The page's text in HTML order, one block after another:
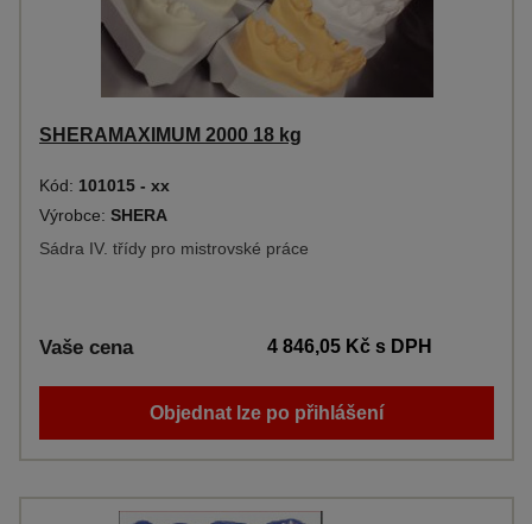
SHERAMAXIMUM 2000 18 kg
Kód: 101015 - xx
Výrobce: SHERA
Sádra IV. třídy pro mistrovské práce
Vaše cena 4 846,05 Kčs DPH
Objednat lze po přihlášení